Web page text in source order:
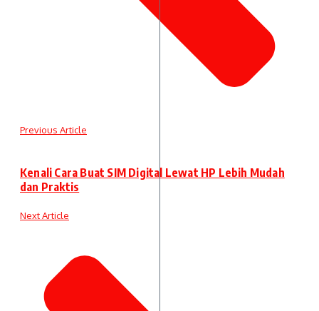
Previous Article
Kenali Cara Buat SIM Digital Lewat HP Lebih Mudah
dan Praktis
Next Article